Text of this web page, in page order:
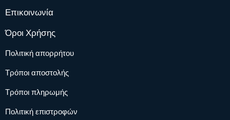
Επικοινωνία
Όροι Χρήσης
Πολιτική απορρήτου
Τρόποι αποστολής
Τρόποι πληρωμής
Πολιτική επιστροφών